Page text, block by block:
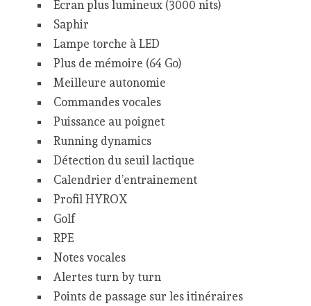
Ecran plus lumineux (3000 nits)
Saphir
Lampe torche à LED
Plus de mémoire (64 Go)
Meilleure autonomie
Commandes vocales
Puissance au poignet
Running dynamics
Détection du seuil lactique
Calendrier d’entrainement
Profil HYROX
Golf
RPE
Notes vocales
Alertes turn by turn
Points de passage sur les itinéraires